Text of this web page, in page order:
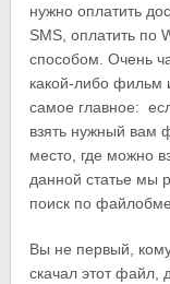
нужно оплатить
SMS, оплатить по
способом. Очень
какой-либо фильм
самое главное:
взять нужный вам
место, где можно
данной статье мы
поиск по
Вы не первый,
скачал этот файл,